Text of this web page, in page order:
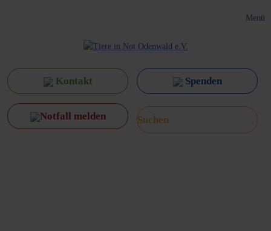
Menü
Kontakt Spenden
Notfall melden